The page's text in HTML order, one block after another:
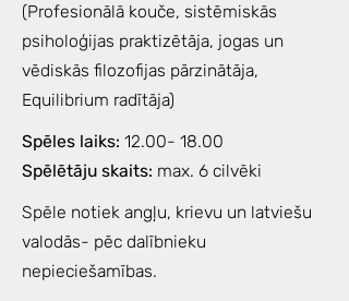
(Profesionālā kouče, sistēmiskās
psiholoģijas praktizētāja, jogas un
vēdiskās filozofijas pārzinātāja,
Equilibrium radītāja)
Spēles laiks: 12.00- 18.00
Spēlētāju skaits: max. 6 cilvēki
Spēle notiek angļu, krievu un latviešu
valodās- pēc dalībnieku
nepieciešamības.